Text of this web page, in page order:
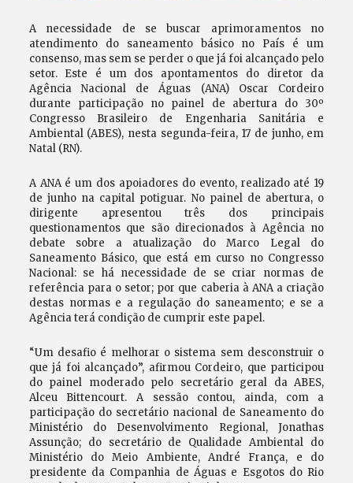
A necessidade de se buscar aprimoramentos no
atendimento do saneamento básico no País é um
consenso, mas sem se perder o que já foi alcançado pelo
setor. Este é um dos apontamentos do diretor da
Agência Nacional de Águas (ANA) Oscar Cordeiro
durante participação no painel de abertura do 30º
Congresso Brasileiro de Engenharia Sanitária e
Ambiental (ABES), nesta segunda-feira, 17 de junho, em
Natal (RN).
A ANA é um dos apoiadores do evento, realizado até 19
de junho na capital potiguar. No painel de abertura, o
dirigente apresentou três dos principais
questionamentos que são direcionados à Agência no
debate sobre a atualização do Marco Legal do
Saneamento Básico, que está em curso no Congresso
Nacional: se há necessidade de se criar normas de
referência para o setor; por que caberia à ANA a criação
destas normas e a regulação do saneamento; e se a
Agência terá condição de cumprir este papel.
“Um desafio é melhorar o sistema sem desconstruir o
que já foi alcançado”, afirmou Cordeiro, que participou
do painel moderado pelo secretário geral da ABES,
Alceu Bittencourt. A sessão contou, ainda, com a
participação do secretário nacional de Saneamento do
Ministério do Desenvolvimento Regional, Jonathas
Assunção; do secretário de Qualidade Ambiental do
Ministério do Meio Ambiente, André França, e do
presidente da Companhia de Águas e Esgotos do Rio